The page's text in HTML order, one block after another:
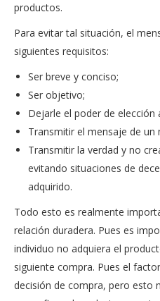
productos.
Para evitar tal situación, el
siguientes requisitos:
Ser breve y conciso;
Ser objetivo;
Dejarle el poder de elección
Transmitir el mensaje de
Transmitir la verdad y no
evitando situaciones de
adquirido.
Todo esto es realmente
relación duradera. Pues es
individuo no adquiera el
siguiente compra. Pues el
decisión de compra, pero esto